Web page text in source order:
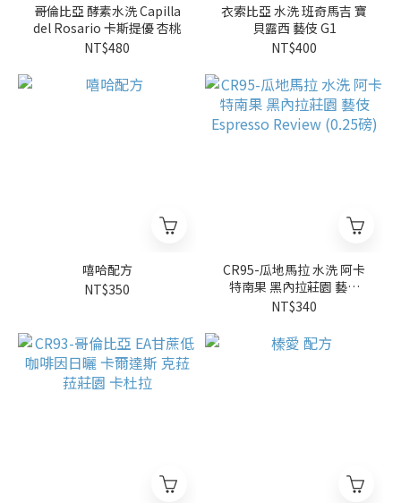
哥倫比亞 酵素水洗 Capilla
del Rosario 卡斯提優 杏桃
NT$480
衣索比亞 水洗 班奇馬吉 寶
貝露西 藝伎 G1
NT$400
嘻哈配方
NT$350
CR95-瓜地馬拉 水洗 阿卡
特南果 黑內拉莊園 藝伎
Espresso Review (0.25磅)
NT$340